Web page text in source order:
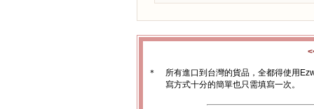
＊
所有進口到台灣的貨品，全都得使用
寫方式十分的簡單也只需填寫一次。